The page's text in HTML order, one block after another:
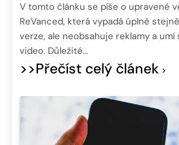
V tomto článku se píše o upravené
ReVanced, která vypadá úplně
verze, ale neobsahuje reklamy a
video. Důležité…
>>Přečíst celý článek